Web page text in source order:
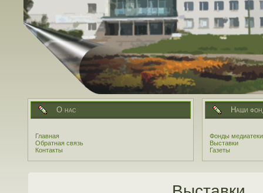
О нас
Главная
Обратная связь
Контакты
Наши
Фонды медиатеки
Выставки
Газеты